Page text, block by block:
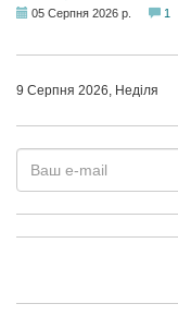
05 Серпня 2026 р. 1
9 Серпня 2026, Неділя